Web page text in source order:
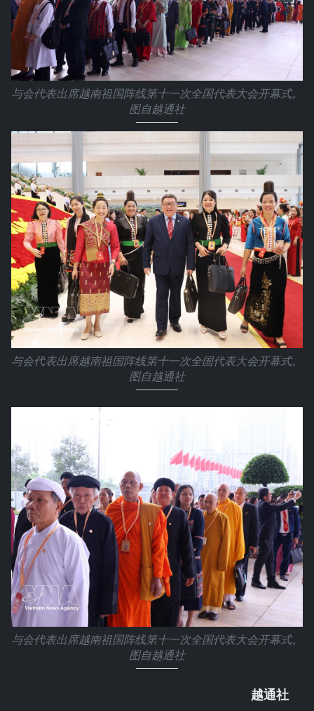
与会代表出席越南祖国阵线第十一次全国代表大会开幕式。
图自越通社
与会代表出席越南祖国阵线第十一次全国代表大会开幕式。
图自越通社
与会代表出席越南祖国阵线第十一次全国代表大会开幕式。
图自越通社
越通社